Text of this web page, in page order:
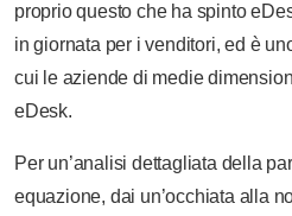
proprio questo che ha spinto
in giornata per i venditori, ed è
cui le aziende di medie
eDesk.
Per un’analisi dettagliata della
equazione, dai un’occhiata alla